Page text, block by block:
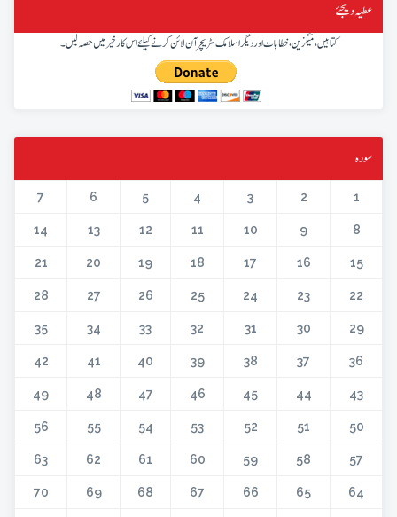
عطیہ دیجئے
کتابیں، میگزین، خطابات اور دیگر اسلامک لٹریچر آن لائن کرنے کیلئے اس کار خیر میں حصہ لیں۔
سورہ
1
2
3
4
5
6
7
8
9
10
11
12
13
14
15
16
17
18
19
20
21
22
23
24
25
26
27
28
29
30
31
32
33
34
35
36
37
38
39
40
41
42
43
44
45
46
47
48
49
50
51
52
53
54
55
56
57
58
59
60
61
62
63
64
65
66
67
68
69
70